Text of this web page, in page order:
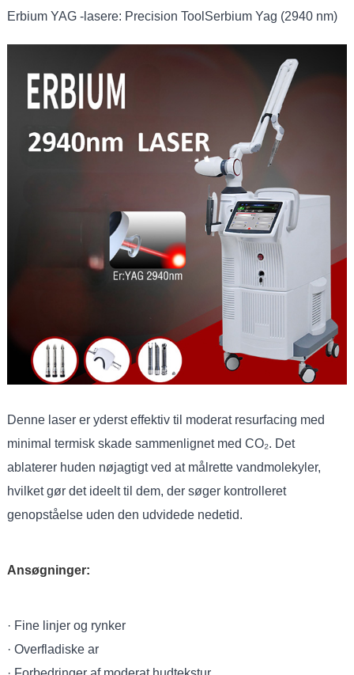
Erbium YAG -lasere: Precision ToolSerbium Yag (2940 nm)
Denne laser er yderst effektiv til moderat resurfacing med
minimal termisk skade sammenlignet med CO₂. Det
ablaterer huden nøjagtigt ved at målrette vandmolekyler,
hvilket gør det ideelt til dem, der søger kontrolleret
genopståelse uden den udvidede nedetid.
Ansøgninger:
· Fine linjer og rynker
· Overfladiske ar